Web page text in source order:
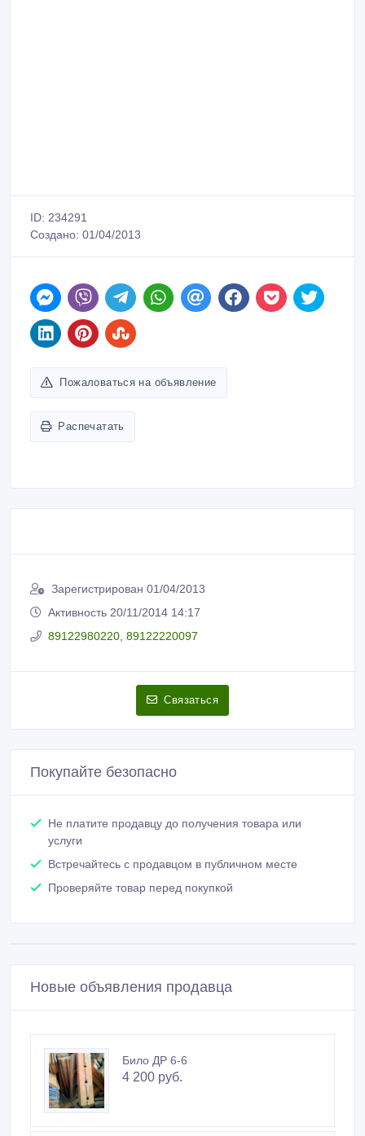
ID: 234291
Создано: 01/04/2013
Пожаловаться на объявление
Распечатать
Зарегистрирован 01/04/2013
Активность 20/11/2014 14:17
89122980220, 89122220097
Связаться
Покупайте безопасно
Не платите продавцу до получения товара или
услуги
Встречайтесь с продавцом в публичном месте
Проверяйте товар перед покупкой
Новые объявления продавца
Било ДР 6-6
4 200 руб.